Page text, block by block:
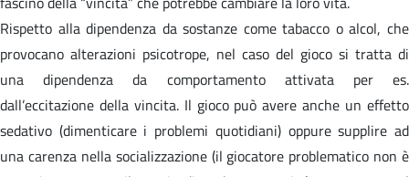
Rispetto alla dipendenza da sostanze come tabacco o alcol, che
provocano alterazioni psicotrope, nel caso del gioco si tratta di
una dipendenza da comportamento attivata per es.
dall’eccitazione della vincita. Il gioco può avere anche un effetto
sedativo (dimenticare i problemi quotidiani) oppure supplire ad
una carenza nella socializzazione (il giocatore problematico non è